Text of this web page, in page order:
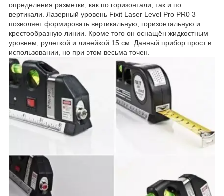
определения разметки, как по горизонтали, так и по
вертикали. Лазерный уровень Fixit Laser Level Pro PR0 3
позволяет формировать вертикальную, горизонтальную и
крестообразную линии. Кроме того он оснащён жидкостным
уровнем, рулеткой и линейкой 15 см. Данный прибор прост в
использовании, но при этом весьма точен.